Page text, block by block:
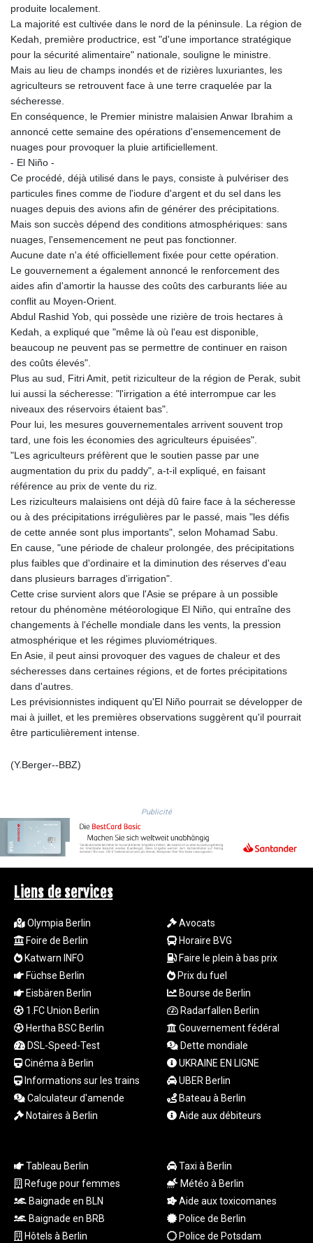
JOD 0.819746
JPY 182.445186
KES 149.158147
KGS 101.104505
KHR
KMF 492.514185
KRW
1627.677557
KYD 0.960588
KZT 540.233287
LAK
26025.676609
LBP
103223.017367
LKR 386.635196
LRD 208.057415
LTL 3.413768
LVL 0.699335
LYD 7.331909
MDL 20.044751
MGA
4918.938878
MKD 61.524236
MMK
2427.363841
MNT
MOP 9.314584
MRU 46.338424
MUR 54.419742
MVR 17.862733
MWK
1998.775164
MXN 19.812061
MYR 4.728715
MZN 73.882892
NAD 18.726567
NGN
1577.963717
NOK 10.99759
NPR 175.501819
PLN 4.299905
PYG
6853.914834
RUB 94.338828
RWF
1694.978938
SAR 4.341973
SBD 9.325039
SCR 16.705092
SDG 694.263698
SGD 1.477585
SLE 28.445176
SOS 658.791814
SRD 43.778814
STD
SVC 10.085875
SZL 18.722767
THB 38.210709
TJS 10.633568
TMT 4.058036
TND 3.386358
produite localement.
La majorité est cultivée dans le nord de la péninsule. La région de
Kedah, première productrice, est "d'une importance stratégique
pour la sécurité alimentaire" nationale, souligne le ministre.
Mais au lieu de champs inondés et de rizières luxuriantes, les
agriculteurs se retrouvent face à une terre craquelée par la
sécheresse.
En conséquence, le Premier ministre malaisien Anwar Ibrahim a
annoncé cette semaine des opérations d'ensemencement de
nuages pour provoquer la pluie artificiellement.
- El Niño -
Ce procédé, déjà utilisé dans le pays, consiste à pulvériser des
particules fines comme de l'iodure d'argent et du sel dans les
nuages depuis des avions afin de générer des précipitations.
Mais son succès dépend des conditions atmosphériques: sans
nuages, l'ensemencement ne peut pas fonctionner.
Aucune date n'a été officiellement fixée pour cette opération.
Le gouvernement a également annoncé le renforcement des
aides afin d'amortir la hausse des coûts des carburants liée au
conflit au Moyen-Orient.
Abdul Rashid Yob, qui possède une rizière de trois hectares à
Kedah, a expliqué que "même là où l'eau est disponible,
beaucoup ne peuvent pas se permettre de continuer en raison
des coûts élevés".
Plus au sud, Fitri Amit, petit riziculteur de la région de Perak, subit
lui aussi la sécheresse: "l'irrigation a été interrompue car les
niveaux des réservoirs étaient bas".
Pour lui, les mesures gouvernementales arrivent souvent trop
tard, une fois les économies des agriculteurs épuisées".
"Les agriculteurs préfèrent que le soutien passe par une
augmentation du prix du paddy", a-t-il expliqué, en faisant
référence au prix de vente du riz.
Les riziculteurs malaisiens ont déjà dû faire face à la sécheresse
ou à des précipitations irrégulières par le passé, mais "les défis
de cette année sont plus importants", selon Mohamad Sabu.
En cause, "une période de chaleur prolongée, des précipitations
plus faibles que d'ordinaire et la diminution des réserves d'eau
dans plusieurs barrages d'irrigation".
Cette crise survient alors que l'Asie se prépare à un possible
retour du phénomène météorologique El Niño, qui entraîne des
changements à l'échelle mondiale dans les vents, la pression
atmosphérique et les régimes pluviométriques.
En Asie, il peut ainsi provoquer des vagues de chaleur et des
sécheresses dans certaines régions, et de fortes précipitations
dans d'autres.
Les prévisionnistes indiquent qu'El Niño pourrait se développer de
mai à juillet, et les premières observations suggèrent qu'il pourrait
être particulièrement intense.
(Y.Berger--BBZ)
Publicité
Liens de services
Olympia Berlin
Foire de Berlin
Katwarn INFO
Füchse Berlin
Eisbären Berlin
1.FC Union Berlin
Hertha BSC Berlin
DSL-Speed-Test
Cinéma à Berlin
Informations sur les trains
Calculateur d'amende
Notaires à Berlin
Avocats
Horaire BVG
Faire le plein à bas prix
Prix du fuel
Bourse de Berlin
Radarfallen Berlin
Gouvernement fédéral
Dette mondiale
UKRAINE EN LIGNE
UBER Berlin
Bateau à Berlin
Aide aux débiteurs
Tableau Berlin
Refuge pour femmes
Baignade en BLN
Baignade en BRB
Hôtels à Berlin
Taxi à Berlin
Météo à Berlin
Aide aux toxicomanes
Police de Berlin
Police de Potsdam